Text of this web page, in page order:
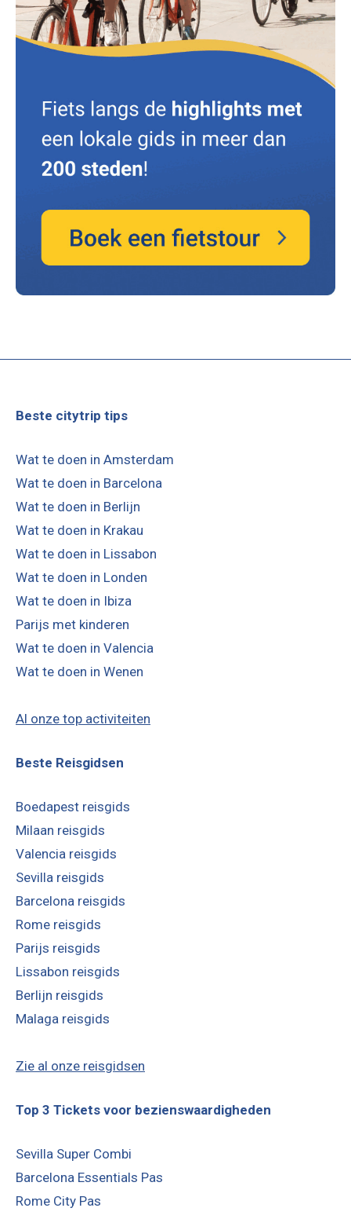
Beste citytrip tips
Wat te doen in Amsterdam
Wat te doen in Barcelona
Wat te doen in Berlijn
Wat te doen in Krakau
Wat te doen in Lissabon
Wat te doen in Londen
Wat te doen in Ibiza
Parijs met kinderen
Wat te doen in Valencia
Wat te doen in Wenen
Al onze top activiteiten
Beste Reisgidsen
Boedapest reisgids
Milaan reisgids
Valencia reisgids
Sevilla reisgids
Barcelona reisgids
Rome reisgids
Parijs reisgids
Lissabon reisgids
Berlijn reisgids
Malaga reisgids
Zie al onze reisgidsen
Top 3 Tickets voor bezienswaardigheden
Sevilla Super Combi
Barcelona Essentials Pas
Rome City Pas